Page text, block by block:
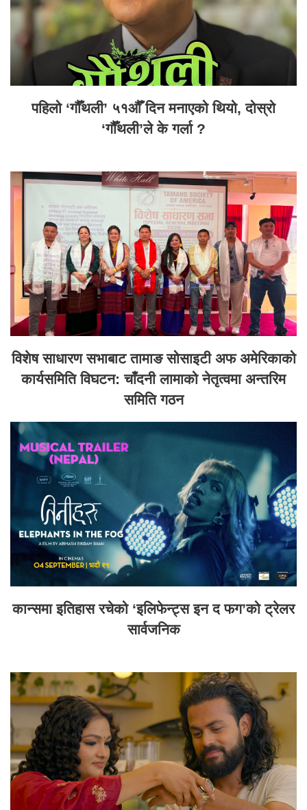
पहिलो ‘गौँथली’ ५१औँ दिन मनाएको थियो, दोस्रो
‘गौँथली’ले के गर्ला ?
विशेष साधारण सभाबाट तामाङ सोसाइटी अफ अमेरिकाको
कार्यसमिति विघटन: चाँदनी लामाको नेतृत्वमा अन्तरिम
समिति गठन
कान्समा इतिहास रचेको ‘इलिफेन्ट्स इन द फग’को ट्रेलर
सार्वजनिक